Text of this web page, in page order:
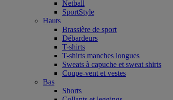
Netball
SportStyle
Hauts
Brassière de sport
Débardeurs
T-shirts
T-shirts manches longues
Sweats à capuche et sweat shirts
Coupe-vent et vestes
Bas
Shorts